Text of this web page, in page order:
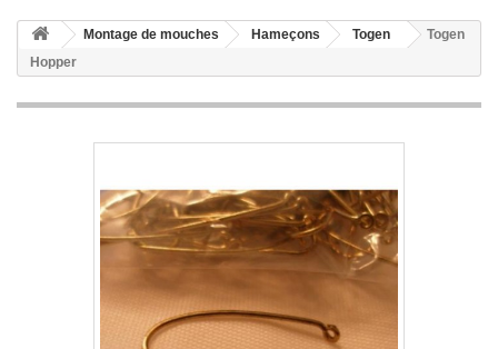
Montage de mouches Hameçons Togen
Togen
Hopper